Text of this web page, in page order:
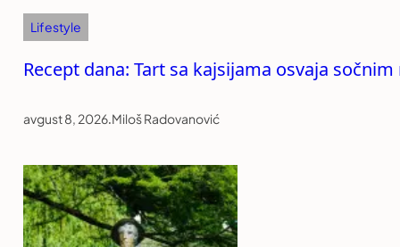
Lifestyle
Recept dana: Tart sa kajsijama osvaja
avgust 8, 2026.Miloš Radovanović